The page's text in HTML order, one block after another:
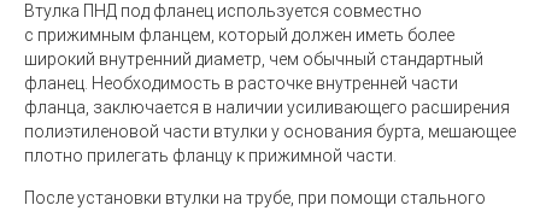
Втулка ПНД под фланец используется совместно
с прижимным фланцем, который должен иметь более
широкий внутренний диаметр, чем обычный стандартный
фланец. Необходимость в расточке внутренней части
фланца, заключается в наличии усиливающего расширения
полиэтиленовой части втулки у основания бурта, мешающее
плотно прилегать фланцу к прижимной части.
После установки втулки на трубе, при помощи стального